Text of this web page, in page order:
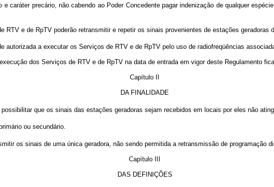
precário, não cabendo ao Poder Concedente pagar indenização de qualquer
e de RpTV poderão retransmitir e repetir os sinais provenientes de estações geradoras
autorizada a executar os Serviços de RTV e de RpTV pelo uso de radiofreqüências
dos Serviços de RTV e de RpTV na data de entrada em vigor deste Regulamento
Capítulo II
DA FINALIDADE
que os sinais das estações geradoras sejam recebidos em locais por eles não
ou secundário.
os sinais de uma única geradora, não sendo permitida a retransmissão de programação
Capítulo III
DAS DEFINIÇÕES